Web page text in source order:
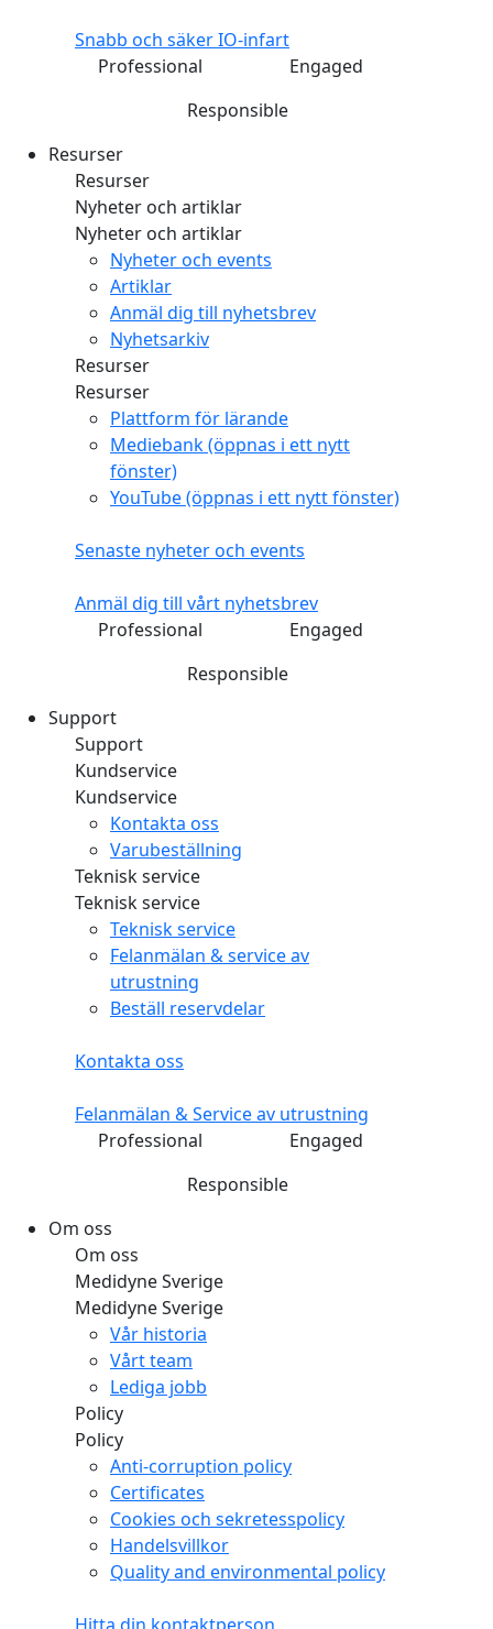
Snabb och säker IO-infart
Professional
Engaged
Responsible
Resurser
Resurser
Nyheter och artiklar
Nyheter och artiklar
Nyheter och events
Artiklar
Anmäl dig till nyhetsbrev
Nyhetsarkiv
Resurser
Resurser
Plattform för lärande
Mediebank(öppnas i ett nytt
fönster)
YouTube(öppnas i ett nytt fönster)
Senaste nyheter och events
Anmäl dig till vårt nyhetsbrev
Professional
Engaged
Responsible
Support
Support
Kundservice
Kundservice
Kontakta oss
Varubeställning
Teknisk service
Teknisk service
Teknisk service
Felanmälan & service av
utrustning
Beställ reservdelar
Kontakta oss
Felanmälan & Service av utrustning
Professional
Engaged
Responsible
Om oss
Om oss
Medidyne Sverige
Medidyne Sverige
Vår historia
Vårt team
Lediga jobb
Policy
Policy
Anti-corruption policy
Certificates
Cookies och sekretesspolicy
Handelsvillkor
Quality and environmental policy